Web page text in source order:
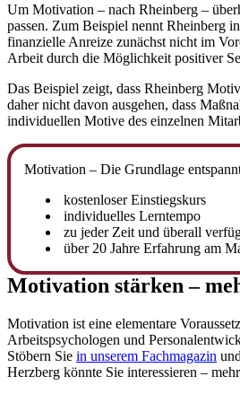
Um Motivation – nach Rheinberg –
passen. Zum Beispiel nennt Rheinberg
finanzielle Anreize zunächst nicht im
Arbeit durch die Möglichkeit positiver
Das Beispiel zeigt, dass Rheinberg
daher nicht davon ausgehen, dass
individuellen Motive des einzelnen
Motivation – Die Grundlage
kostenloser Einstiegskurs
individuelles Lerntempo
zu jeder Zeit und überall
über 20 Jahre Erfahrung am
Motivation stärken –
Motivation ist eine elementare
Arbeitspsychologen und
Stöbern Sie in unserem Fachmagazin
Herzberg könnte Sie interessieren –